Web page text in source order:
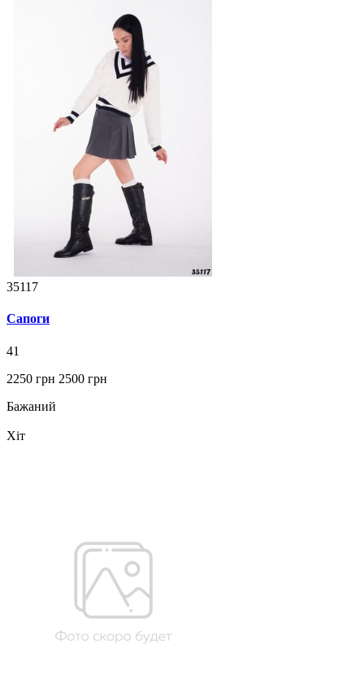
35117
Сапоги
41
2250 грн 2500 грн
Бажаний
Хіт